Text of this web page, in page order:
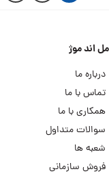
مل اند موژ
درباره ما
تماس با ما
همکاری با ما
سوالات متداول
شعبه ها
فروش سازمانی